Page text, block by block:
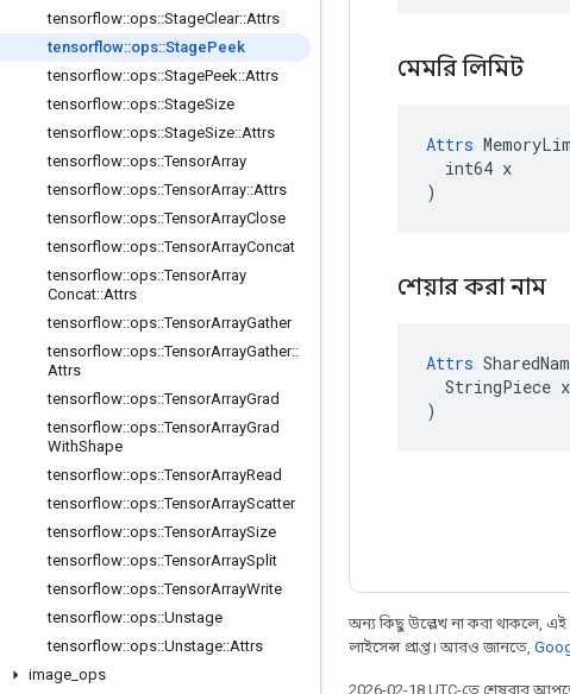
tensorflow::ops::StageClear::Attrs
tensorflow::ops::StagePeek
tensorflow::ops::StagePeek::Attrs
tensorflow::ops::StageSize
tensorflow::ops::StageSize::Attrs
tensorflow::ops::TensorArray
tensorflow::ops::TensorArray::Attrs
tensorflow::ops::TensorArrayClose
tensorflow::ops::TensorArrayConcat
tensorflow::ops::TensorArray
Concat::Attrs
tensorflow::ops::TensorArrayGather
tensorflow::ops::TensorArrayGather::
Attrs
tensorflow::ops::TensorArrayGrad
tensorflow::ops::TensorArrayGrad
WithShape
tensorflow::ops::TensorArrayRead
tensorflow::ops::TensorArrayScatter
tensorflow::ops::TensorArraySize
tensorflow::ops::TensorArraySplit
tensorflow::ops::TensorArrayWrite
tensorflow::ops::Unstage
tensorflow::ops::Unstage::Attrs
image ops
মেমরি লিমিট
Attrs
  int64 x
)
শেয়ার করা নাম
Attrs
  StringPiece x
)
অন্য কিছু উল্লেখ না করা থাকলে, এই
লাইসেন্স প্রাপ্ত। আরও জানতে,
2026-02-18 UTC-তে শেষবার